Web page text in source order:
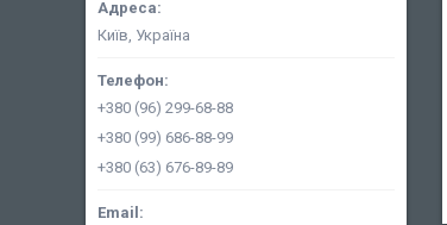
Київ, Україна
+380 (96) 299-68-88
+380 (99) 686-88-99
+380 (63) 676-89-89